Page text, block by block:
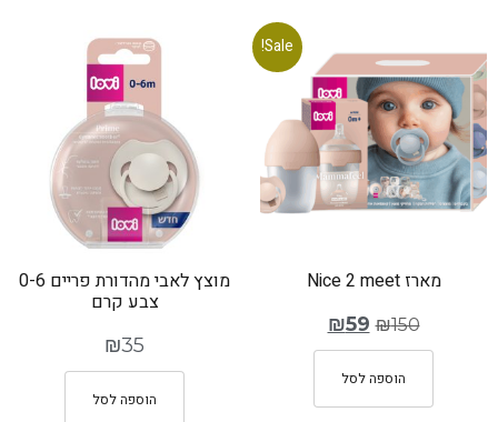
Sale!
מארז Nice 2 meet
₪150
₪59
הוספה לסל
מוצץ לאבי מהדורת פריים 0-6
צבע קרם
₪35
הוספה לסל